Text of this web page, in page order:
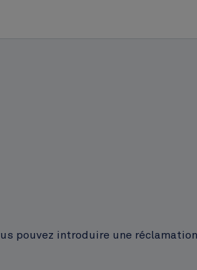
pouvez introduire une